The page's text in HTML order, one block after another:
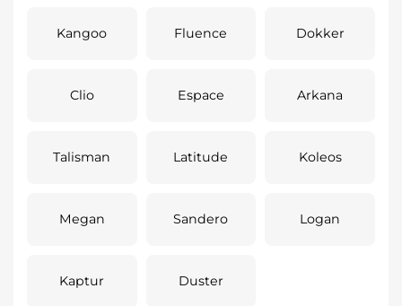
Kangoo Fluence Dokker
Clio Espace Arkana
Talisman Latitude Koleos
Megan Sandero Logan
Kaptur Duster